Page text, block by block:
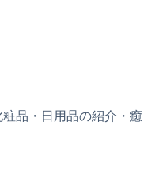
品・日用品の紹介・癒